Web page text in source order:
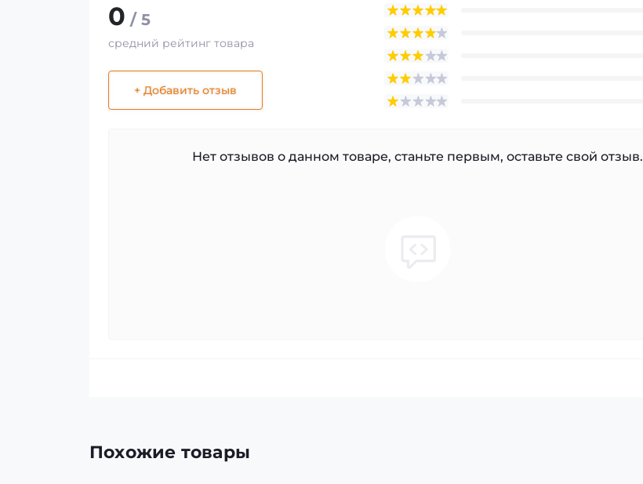
0 / 5
средний рейтинг товара
+ Добавить отзыв
Нет отзывов о данном товаре, станьте первым, оставьте свой отзыв.
Похожие товары